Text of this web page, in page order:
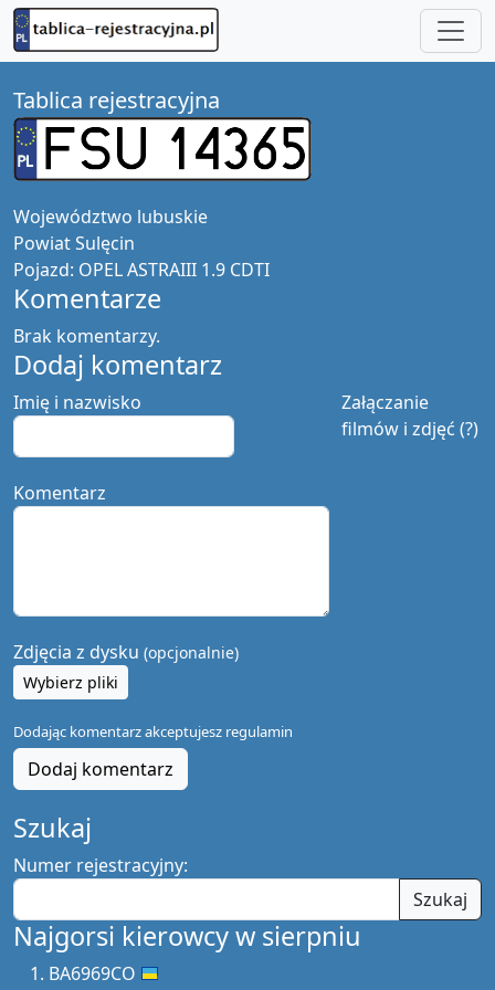
Tablica rejestracyjna
Województwo lubuskie
PowiatSulęcin
Pojazd: OPEL ASTRAIII 1.9 CDTI
Komentarze
Brak komentarzy.
Dodaj komentarz
Załączanie
filmów i zdjęć (?)
Imię i nazwisko
Komentarz
Zdjęcia z dysku (opcjonalnie)
Wybierz pliki
Dodając komentarz akceptujesz regulamin
Dodaj komentarz
Szukaj
Numer rejestracyjny:
Szukaj
Najgorsi kierowcy w sierpniu
BA6969CO